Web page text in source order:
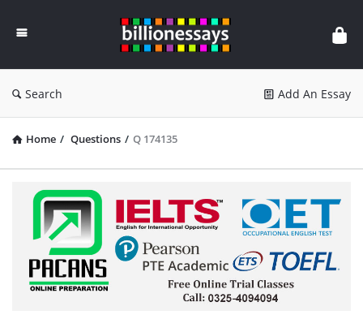
Essays
Search Add An Essay
Home / Questions / Q 174135